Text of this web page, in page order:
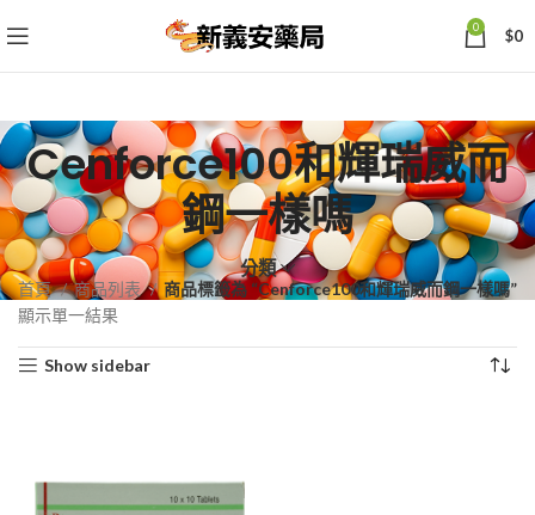
0 $0
Cenforce100和輝瑞威而
鋼一樣嗎
分類
首頁 商品列表
商品標籤為 “Cenforce100和輝瑞威而鋼一樣嗎”
顯示單一結果
Show sidebar